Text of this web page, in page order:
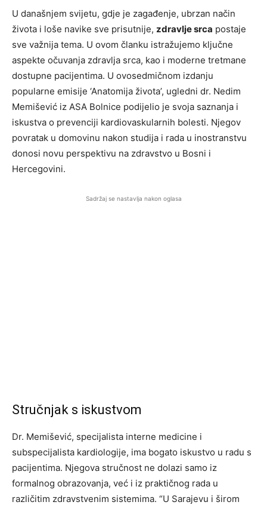
U današnjem svijetu, gdje je zagađenje, ubrzan način
života i loše navike sve prisutnije, zdravlje srca postaje
sve važnija tema. U ovom članku istražujemo ključne
aspekte očuvanja zdravlja srca, kao i moderne tretmane
dostupne pacijentima. U ovosedmičnom izdanju
popularne emisije ‘Anatomija života’, ugledni dr. Nedim
Memišević iz ASA Bolnice podijelio je svoja saznanja i
iskustva o prevenciji kardiovaskularnih bolesti. Njegov
povratak u domovinu nakon studija i rada u inostranstvu
donosi novu perspektivu na zdravstvo u Bosni i
Hercegovini.
Sadržaj se nastavlja nakon oglasa
Stručnjak s iskustvom
Dr. Memišević, specijalista interne medicine i
subspecijalista kardiologije, ima bogato iskustvo u radu s
pacijentima. Njegova stručnost ne dolazi samo iz
formalnog obrazovanja, već i iz praktičnog rada u
različitim zdravstvenim sistemima. “U Sarajevu i širom